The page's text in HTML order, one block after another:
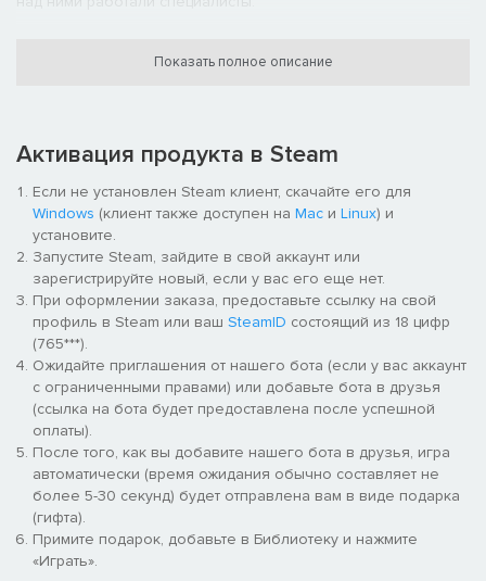
Суровые условия требуют обязательной подготовки! Нужна
и надежная лошадь, и правильные припасы. Иначе в диких
степях Монголии не выжить.
Лук и стрелы
Уберечься от диких зверей помогут мешочки с порошками и
разные виды стрел. Монголы издавна славились
мастерством стрельбы из лука, и вам тоже предстоит его
освоить. И все же лук и стрелы станут вам скорее
помощниками, чем оружием. Разные виды стрел и мешочков
с порошком пригодятся для сбора полезных ресурсов,
защиты от зверей и — по необходимости — для охоты.
Развитие в открытом мире
Жизнь ямского гонца полна непростых задач. Вам предстоит
развозить по степи всевозможные посылки, добывать
жизненно важные вещи и справляться с испытаниями
открытого мира. Поручения проверят вас на прочность:
понадобится не только хорошая лошадь и умение ловко ею
Показать полное описание
Активация продукта в Steam
Если не установлен Steam клиент, скачайте его для
Windows (клиент также доступен на Mac и Linux) и
установите.
Запустите Steam, зайдите в свой аккаунт или
зарегистрируйте новый, если у вас его еще нет.
При оформлении заказа, предоставьте ссылку на свой
профиль в Steam или ваш SteamID состоящий из 18 цифр
(765***).
Ожидайте приглашения от нашего бота (если у вас аккаунт
с ограниченными правами) или добавьте бота в друзья
(ссылка на бота будет предоставлена после успешной
оплаты).
После того, как вы добавите нашего бота в друзья, игра
автоматически (время ожидания обычно составляет не
более 5-30 секунд) будет отправлена вам в виде подарка
(гифта).
Примите подарок, добавьте в Библиотеку и нажмите
«Играть».